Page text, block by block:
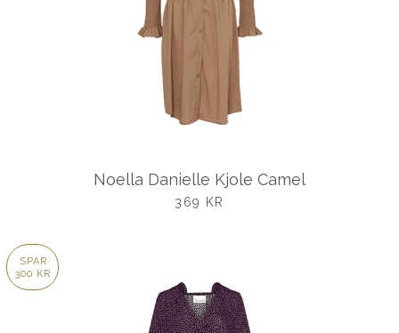
Noella Danielle Kjole Camel
UDSALGSPRIS
369 KR
SPAR
300 KR